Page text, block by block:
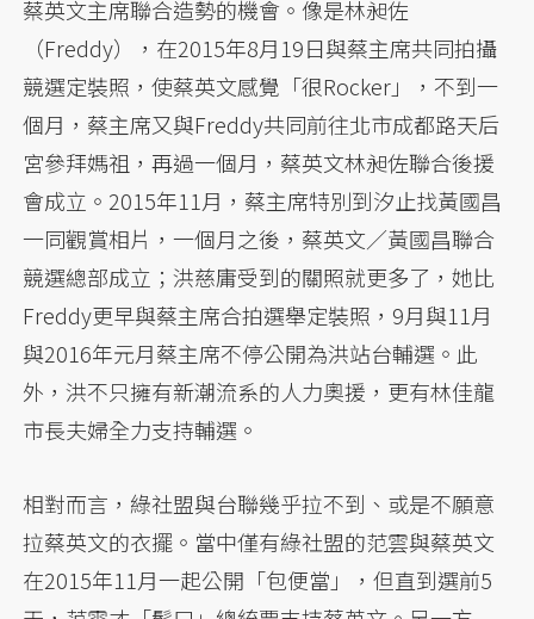
蔡英文主席聯合造勢的機會。像是林昶佐
（Freddy），在2015年8月19日與蔡主席共同拍攝
競選定裝照，使蔡英文感覺「很Rocker」，不到一
個月，蔡主席又與Freddy共同前往北市成都路天后
宮參拜媽祖，再過一個月，蔡英文林昶佐聯合後援
會成立。2015年11月，蔡主席特別到汐止找黃國昌
一同觀賞相片，一個月之後，蔡英文／黃國昌聯合
競選總部成立；洪慈庸受到的關照就更多了，她比
Freddy更早與蔡主席合拍選舉定裝照，9月與11月
與2016年元月蔡主席不停公開為洪站台輔選。此
外，洪不只擁有新潮流系的人力奧援，更有林佳龍
市長夫婦全力支持輔選。
相對而言，綠社盟與台聯幾乎拉不到、或是不願意
拉蔡英文的衣擺。當中僅有綠社盟的范雲與蔡英文
在2015年11月一起公開「包便當」，但直到選前5